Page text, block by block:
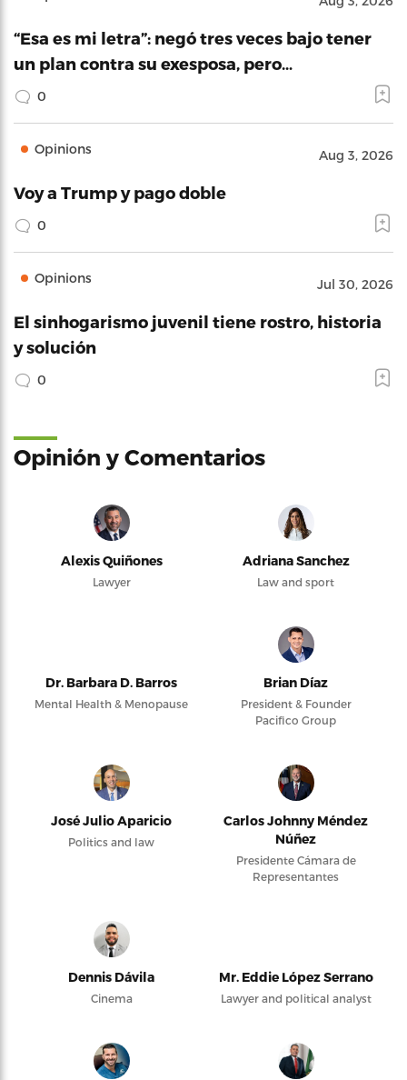
“Esa es mi letra”: negó tres veces bajo tener
un plan contra su exesposa, pero…
0
Opinions Aug 3, 2026
Voy a Trump y pago doble
0
Opinions Jul 30, 2026
El sinhogarismo juvenil tiene rostro, historia
y solución
0
Opinión y Comentarios
Alexis Quiñones
Lawyer
Adriana Sanchez
Law and sport
Dr. Barbara D. Barros
Mental Health & Menopause
Brian Díaz
President & Founder
Pacifico Group
José Julio Aparicio
Politics and law
Carlos Johnny Méndez
Núñez
Presidente Cámara de
Representantes
Dennis Dávila
Cinema
Mr. Eddie López Serrano
Lawyer and political analyst